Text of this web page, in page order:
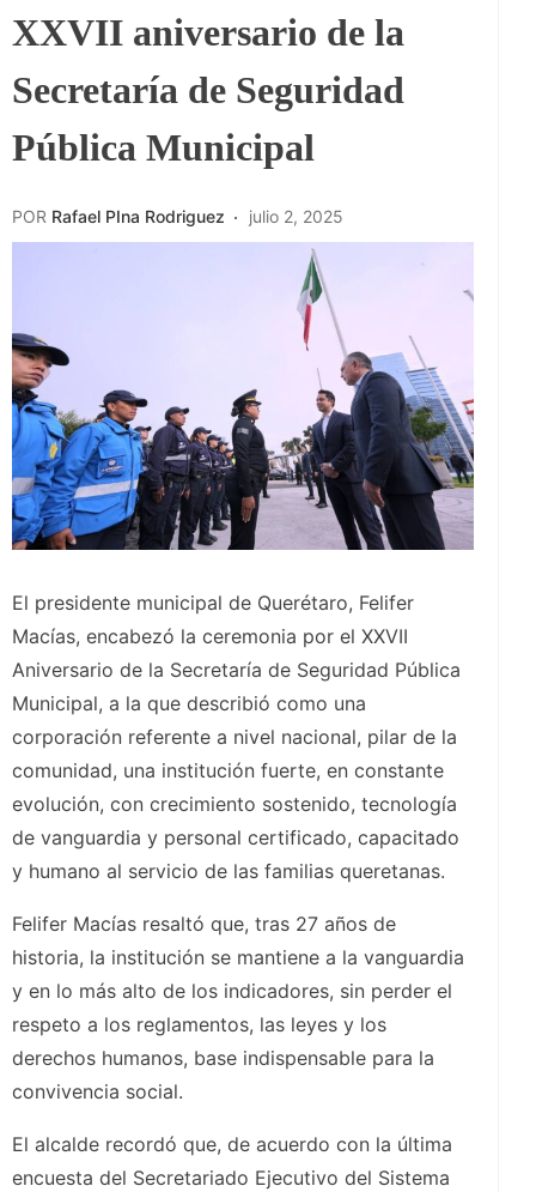
XXVII aniversario de la
Secretaría de Seguridad
Pública Municipal
POR Rafael PIna Rodriguez julio 2, 2025
El presidente municipal de Querétaro, Felifer
Macías, encabezó la ceremonia por el XXVII
Aniversario de la Secretaría de Seguridad Pública
Municipal, a la que describió como una
corporación referente a nivel nacional, pilar de la
comunidad, una institución fuerte, en constante
evolución, con crecimiento sostenido, tecnología
de vanguardia y personal certificado, capacitado
y humano al servicio de las familias queretanas.
Felifer Macías resaltó que, tras 27 años de
historia, la institución se mantiene a la vanguardia
y en lo más alto de los indicadores, sin perder el
respeto a los reglamentos, las leyes y los
derechos humanos, base indispensable para la
convivencia social.
El alcalde recordó que, de acuerdo con la última
encuesta del Secretariado Ejecutivo del Sistema